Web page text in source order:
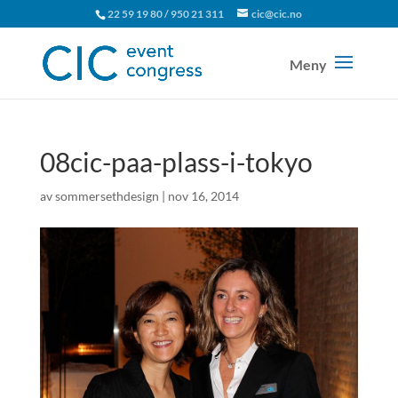
22 59 19 80 / 950 21 311 cic@cic.no
08cic-paa-plass-i-tokyo
avsommersethdesign | nov 16, 2014